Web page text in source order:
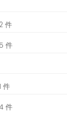
2 件
5 件
件
件